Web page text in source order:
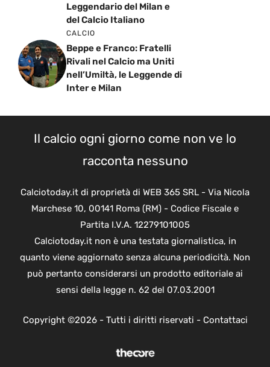
Leggendario del Milan e
del Calcio Italiano
CALCIO
Beppe e Franco: Fratelli
Rivali nel Calcio ma Uniti
nell’Umiltà, le Leggende di
Inter e Milan
Il calcio ogni giorno come non ve lo
racconta nessuno
Calciotoday.it di proprietà di WEB 365 SRL - Via Nicola
Marchese 10, 00141 Roma (RM) - Codice Fiscale e
Partita I.V.A. 12279101005
Calciotoday.it non è una testata giornalistica, in
quanto viene aggiornato senza alcuna periodicità. Non
può pertanto considerarsi un prodotto editoriale ai
sensi della legge n. 62 del 07.03.2001
Copyright ©2026 - Tutti i diritti riservati - Contattaci